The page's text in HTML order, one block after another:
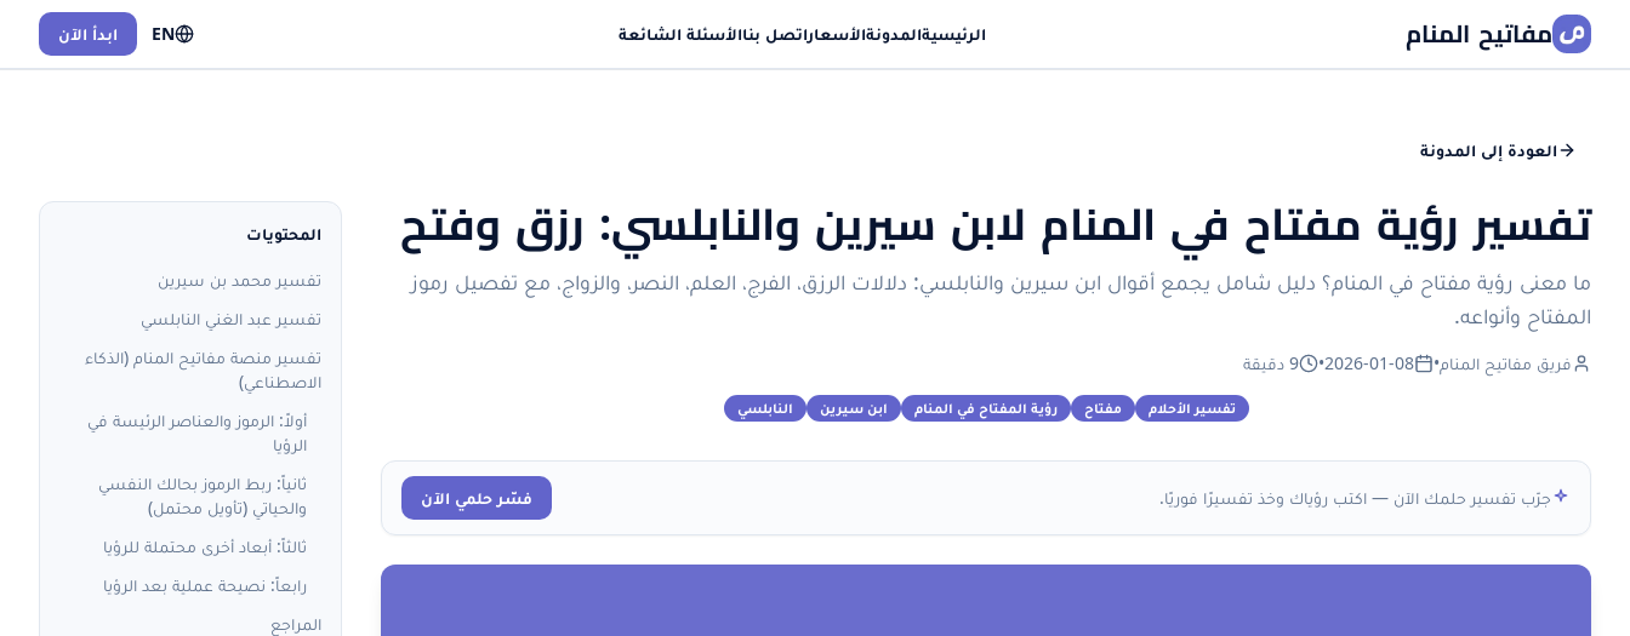
مفاتيح المنام الرئيسيةالمدونةالأسعاراتصل بناالأسئلة الشائعة EN ابدأ الآن
العودة إلى المدونة
تفسير رؤية مفتاح في المنام لابن سيرين والنابلسي: رزق وفتح
ما معنى رؤية مفتاح في المنام؟ دليل شامل يجمع أقوال ابن سيرين والنابلسي: دلالات الرزق، الفرج، العلم، النصر، والزواج، مع تفصيل رموز
المفتاح وأنواعه.
فريق مفاتيح المنام•
2026-01-08
• 9 دقيقة
تفسير الأحلام مفتاح رؤية المفتاح في المنام ابن سيرين النابلسي
جرّب تفسير حلمك الآن — اكتب رؤياك وخذ تفسيرًا فوريًا. فسّر حلمي الآن
المحتويات
تفسير محمد بن سيرين
تفسير عبد الغني النابلسي
تفسير منصة مفاتيح المنام (الذكاء
الاصطناعي)
أولاً: الرموز والعناصر الرئيسة في
الرؤيا
ثانياً: ربط الرموز بحالك النفسي
والحياتي (تأويل محتمل)
ثالثاً: أبعاد أخرى محتملة للرؤيا
رابعاً: نصيحة عملية بعد الرؤيا
المراجع